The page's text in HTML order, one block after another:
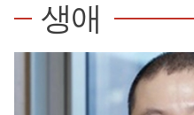
생애